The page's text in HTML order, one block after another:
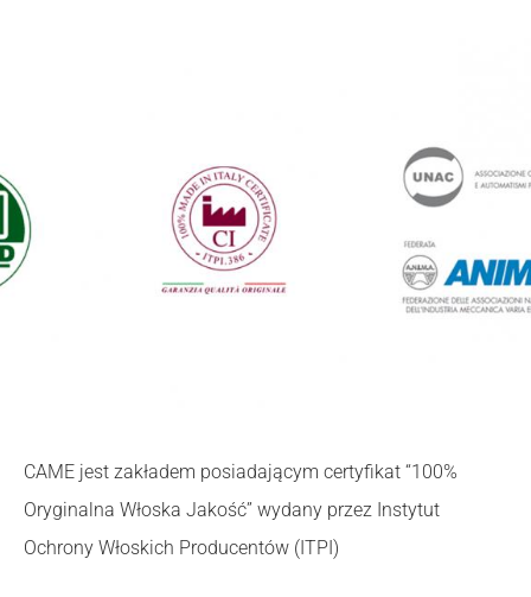
CAME jest zakładem posiadającym certyfikat “100%
Oryginalna Włoska Jakość” wydany przez Instytut
Ochrony Włoskich Producentów (ITPI)